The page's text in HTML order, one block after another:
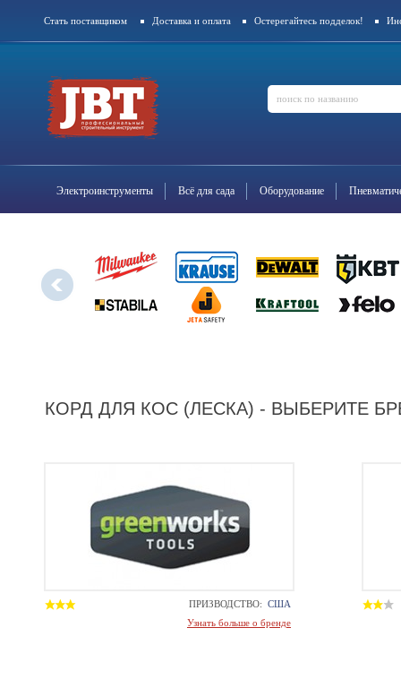
Стать поставщиком Доставка и оплата Остерегайтесь подделок!
Электроинструменты Всё для сада Оборудование
КОРД ДЛЯ КОС (ЛЕСКА) - ВЫБЕРИТЕ
ПРИЗВОДСТВО: США
Узнать больше о бренде